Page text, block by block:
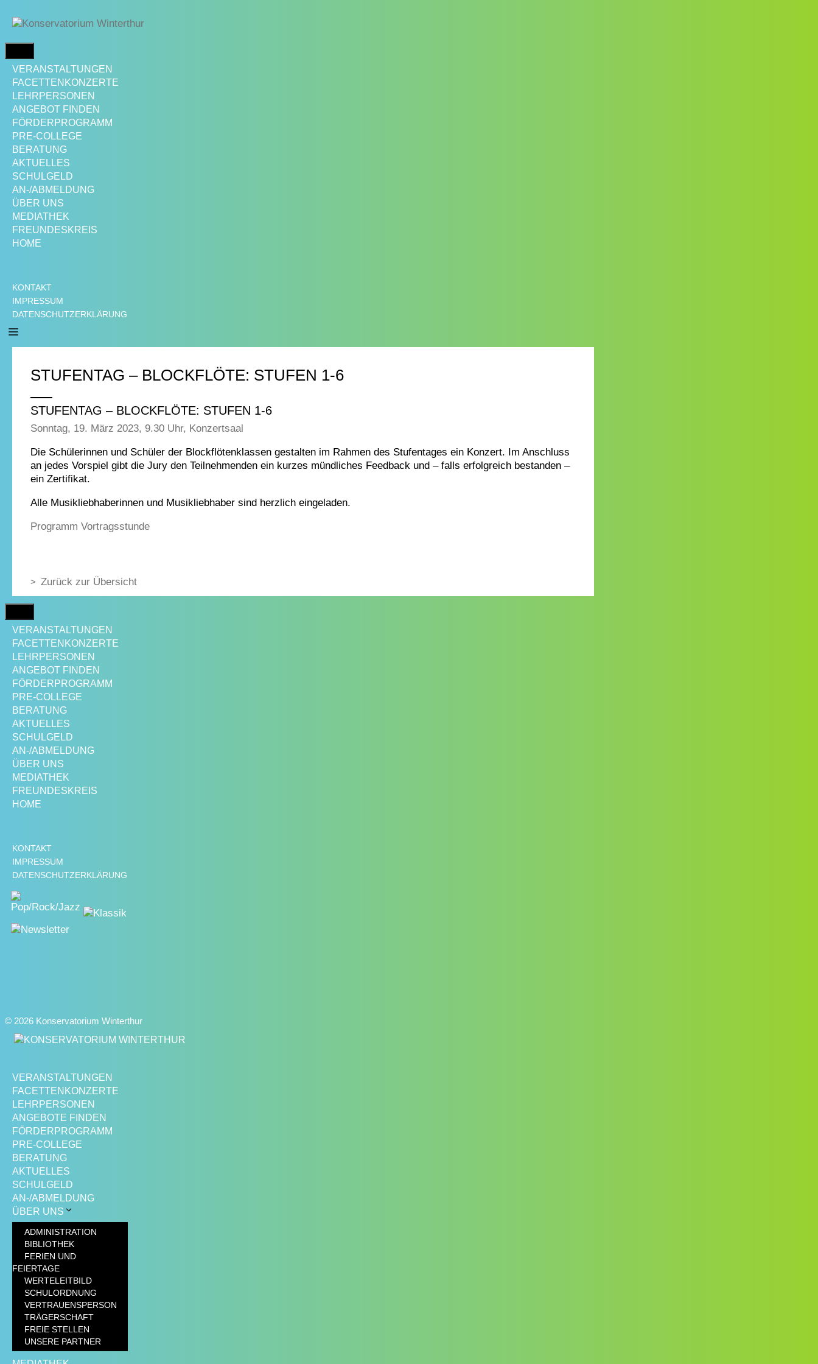
zum
VERANSTALTUNGEN
FACETTENKONZERTE
LEHRPERSONEN
ANGEBOT FINDEN
FÖRDERPROGRAMM
PRE-COLLEGE
BERATUNG
AKTUELLES
SCHULGELD
AN-/ABMELDUNG
ÜBER UNS
MEDIATHEK
FREUNDESKREIS
HOME
KONTAKT
IMPRESSUM
DATENSCHUTZERKLÄRUNG
STUFENTAG – BLOCKFLÖTE: STUFEN 1-6
STUFENTAG – BLOCKFLÖTE: STUFEN 1-6
Sonntag, 19. März 2023, 9.30 Uhr, Konzertsaal
Die Schülerinnen und Schüler der Blockflötenklassen gestalten im Rahmen des Stufentages ein Konzert. Im Anschluss
an jedes Vorspiel gibt die Jury den Teilnehmenden ein kurzes mündliches Feedback und – falls erfolgreich bestanden –
ein Zertifikat.
Alle Musikliebhaberinnen und Musikliebhaber sind herzlich eingeladen.
Programm Vortragsstunde
Zurück zur Übersicht
VERANSTALTUNGEN
FACETTENKONZERTE
LEHRPERSONEN
ANGEBOT FINDEN
FÖRDERPROGRAMM
PRE-COLLEGE
BERATUNG
AKTUELLES
SCHULGELD
AN-/ABMELDUNG
ÜBER UNS
MEDIATHEK
FREUNDESKREIS
HOME
KONTAKT
IMPRESSUM
DATENSCHUTZERKLÄRUNG
© 2026 Konservatorium Winterthur
VERANSTALTUNGEN
FACETTENKONZERTE
LEHRPERSONEN
ANGEBOTE FINDEN
FÖRDERPROGRAMM
PRE-COLLEGE
BERATUNG
AKTUELLES
SCHULGELD
AN-/ABMELDUNG
ÜBER UNS
ADMINISTRATION
BIBLIOTHEK
FERIEN UND
FEIERTAGE
WERTELEITBILD
SCHULORDNUNG
VERTRAUENSPERSON
TRÄGERSCHAFT
FREIE STELLEN
UNSERE PARTNER